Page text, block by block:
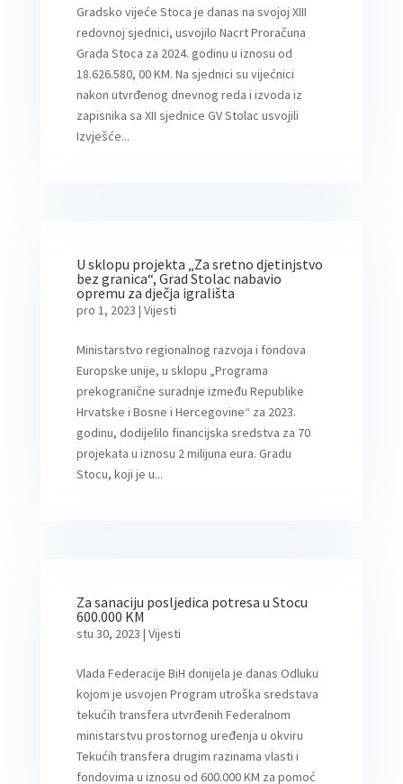
Gradsko vijeće Stoca je danas na svojoj XIII
redovnoj sjednici, usvojilo Nacrt Proračuna
Grada Stoca za 2024. godinu u iznosu od
18.626.580, 00 KM. Na sjednici su vijećnici
nakon utvrđenog dnevnog reda i izvoda iz
zapisnika sa XII sjednice GV Stolac usvojili
Izvješće...
U sklopu projekta „Za sretno djetinjstvo
bez granica“, Grad Stolac nabavio
opremu za dječja igrališta
pro 1, 2023 | Vijesti
Ministarstvo regionalnog razvoja i fondova
Europske unije, u sklopu „Programa
prekogranične suradnje između Republike
Hrvatske i Bosne i Hercegovine“ za 2023.
godinu, dodijelilo financijska sredstva za 70
projekata u iznosu 2 milijuna eura. Gradu
Stocu, koji je u...
Za sanaciju posljedica potresa u Stocu
600.000 KM
stu 30, 2023 | Vijesti
Vlada Federacije BiH donijela je danas Odluku
kojom je usvojen Program utroška sredstava
tekućih transfera utvrđenih Federalnom
ministarstvu prostornog uređenja u okviru
Tekućih transfera drugim razinama vlasti i
fondovima u iznosu od 600.000 KM za pomoć